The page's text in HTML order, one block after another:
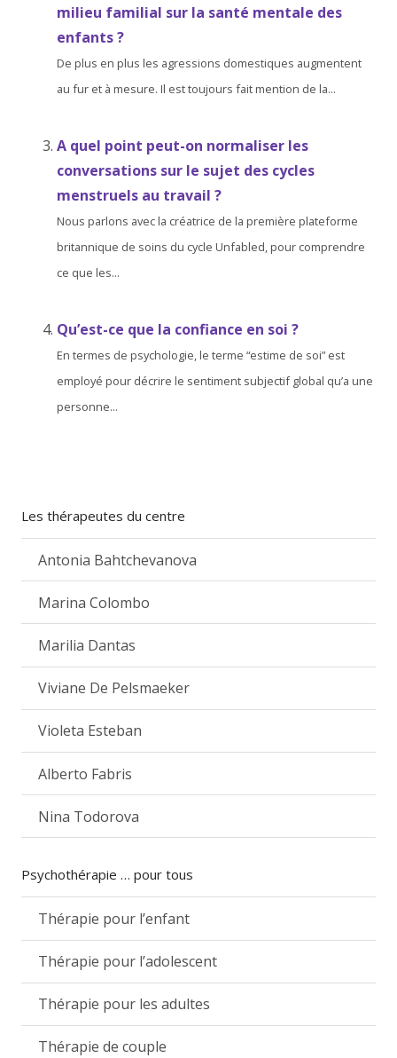
milieu familial sur la santé mentale des
enfants ?
De plus en plus les agressions domestiques augmentent
au fur et à mesure. Il est toujours fait mention de la...
A quel point peut-on normaliser les
conversations sur le sujet des cycles
menstruels au travail ?
Nous parlons avec la créatrice de la première plateforme
britannique de soins du cycle Unfabled, pour comprendre
ce que les...
Qu’est-ce que la confiance en soi ?
En termes de psychologie, le terme “estime de soi” est
employé pour décrire le sentiment subjectif global qu’a une
personne...
Les thérapeutes du centre
Antonia Bahtchevanova
Marina Colombo
Marilia Dantas
Viviane De Pelsmaeker
Violeta Esteban
Alberto Fabris
Nina Todorova
Psychothérapie … pour tous
Thérapie pour l’enfant
Thérapie pour l’adolescent
Thérapie pour les adultes
Thérapie de couple